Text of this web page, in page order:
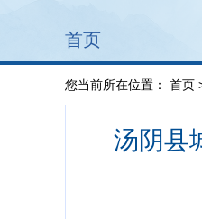
首页
您当前所在位置： 首页
汤阴县